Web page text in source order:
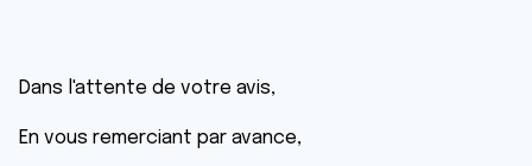
Dans l'attente de votre avis,
En vous remerciant par avance,